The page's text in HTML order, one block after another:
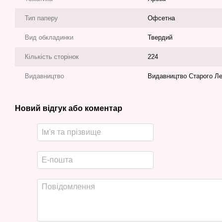
Тип паперу Офсетна
Вид обкладинки Твердий
Кількість сторінок 224
Видавництво Видавництво Старого
Новий відгук або коментар